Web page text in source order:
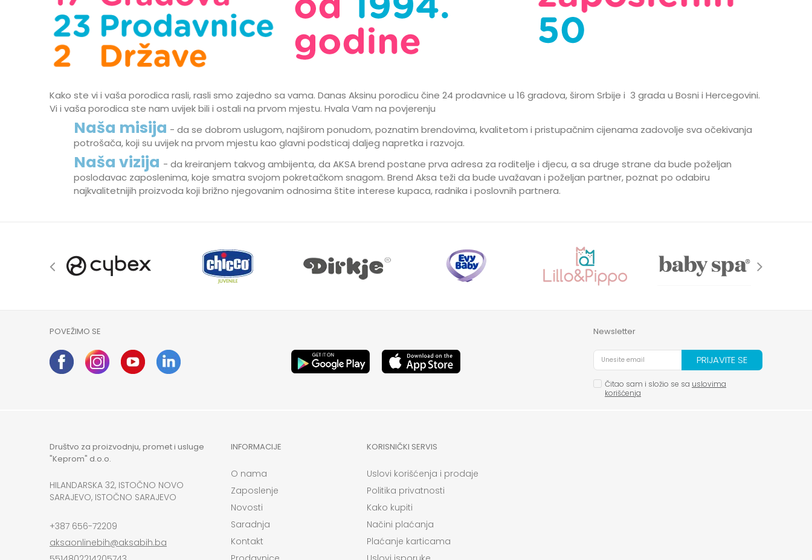
Kako ste vi i vaša porodica rasli, rasli smo zajedno sa vama. Danas Aksinu porodicu čine 24 prodavnice u 16 gradova, širom Srbije i 3 grada u Bosni i Hercegovini.
Vi i vaša porodica ste nam uvijek bili i ostali na prvom mjestu. Hvala Vam na povjerenju
Naša misija - da se dobrom uslugom, najširom ponudom, poznatim brendovima, kvalitetom i pristupačnim cijenama zadovolje sva očekivanja
potrošača, koji su uvijek na prvom mjestu kao glavni podsticaj daljeg napretka i razvoja.
Naša vizija - da kreiranjem takvog ambijenta, da AKSA brend postane prva adresa za roditelje i djecu, a sa druge strane da bude poželjan
poslodavac zaposlenima, koje smatra svojom pokretačkom snagom. Brend Aksa teži da bude uvažavan i poželjan partner, poznat po odabiru
najkvalitetnijih proizvoda koji brižno njegovanim odnosima štite interese kupaca, radnika i poslovnih partnera.
POVEŽIMO SE Newsletter
PRIJAVITE SE
Čitao sam i složio se sa uslovima
korišćenja
Društvo za proizvodnju, promet i usluge
"Keprom" d.o.o.
HILANDARSKA 32, ISTOČNO NOVO
SARAJEVO, ISTOČNO SARAJEVO
+387 656-72209
aksaonlinebih@aksabih.ba
INFORMACIJE
O nama
Zaposlenje
Novosti
Saradnja
Kontakt
KORISNIČKI SERVIS
Uslovi korišćenja i prodaje
Politika privatnosti
Kako kupiti
Načini plaćanja
Plaćanje karticama